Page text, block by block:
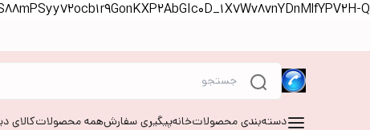
Q
دسته‌بندی محصولاتخانهپیگیری سفارشهمه محصولاتکالای